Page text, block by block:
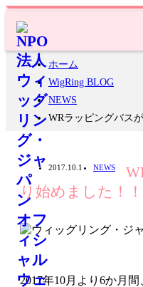
ホーム
WigRing BLOG
NEWS
WRラッピングバス
2017.10.1 NEWS
り始めました！！
2017年10月より6か月